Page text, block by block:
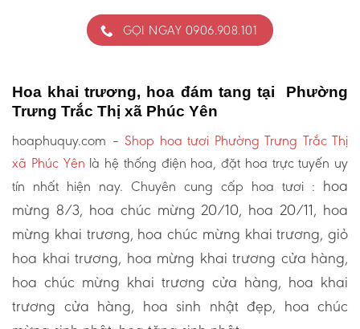
GỌI NGAY 0906.908.101
Hoa khai trương, hoa đám tang tại Phường
Trưng Trắc Thị xã Phúc Yên
hoaphuquy.com – Shop hoa tươi Phường Trưng Trắc Thị
xã Phúc Yên là hệ thống điện hoa, đặt hoa trực tuyến uy
tín nhất hiện nay. Chuyên cung cấp hoa tươi : hoa
mừng 8/3, hoa chúc mừng 20/10, hoa 20/11, hoa
mừng khai trương, hoa chúc mừng khai trương, giỏ
hoa khai trương, hoa mừng khai trương cửa hàng,
hoa chúc mừng khai trương cửa hàng, hoa khai
trương cửa hàng, hoa sinh nhật đẹp, hoa chúc